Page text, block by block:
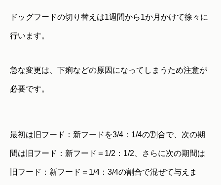
ドッグフードの切り替えは1週間から1か月かけて徐々に
行います。
急な変更は、下痢などの原因になってしまうため注意が
必要です。
最初は旧フード：新フードを3/4：1/4の割合で、次の期
間は旧フード：新フード＝1/2：1/2、さらに次の期間は
旧フード：新フード＝1/4：3/4の割合で混ぜて与えま